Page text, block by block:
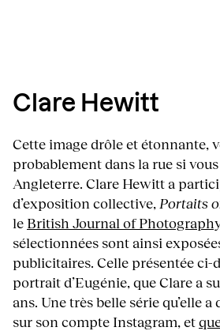
Clare Hewitt
Cette image drôle et étonnante,
probablement dans la rue si
Angleterre. Clare Hewitt a
d’exposition collective, Portaits
le British Journal of Photography
sélectionnées sont ainsi
publicitaires. Celle présentée ci-
portrait d’Eugénie, que Clare a
ans. Une très belle série qu’elle
sur son compte Instagram, et